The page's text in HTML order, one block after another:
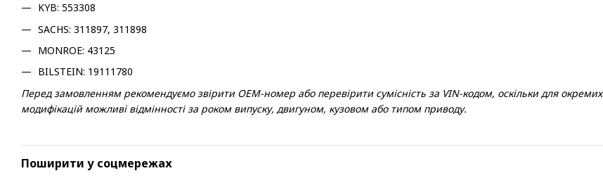
KYB: 553308
SACHS: 311897, 311898
MONROE: 43125
BILSTEIN: 19111780
Перед замовленням рекомендуємо звірити OEM-номер або перевірити сумісність за VIN-кодом, оскільки для окремих
модифікацій можливі відмінності за роком випуску, двигуном, кузовом або типом приводу.
Поширити у соцмережах